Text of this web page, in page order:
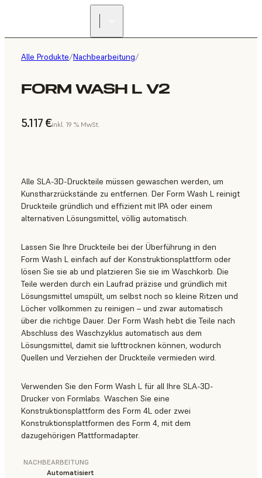
Alle Produkte/Nachbearbeitung/
FORM WASH L V2
5.117 €inkl. 19 % MwSt.
Alle SLA-3D-Druckteile müssen gewaschen werden, um
Kunstharzrückstände zu entfernen. Der Form Wash L reinigt
Druckteile gründlich und effizient mit IPA oder einem
alternativen Lösungsmittel, völlig automatisch.
Lassen Sie Ihre Druckteile bei der Überführung in den
Form Wash L einfach auf der Konstruktionsplattform oder
lösen Sie sie ab und platzieren Sie sie im Waschkorb. Die
Teile werden durch ein Laufrad präzise und gründlich mit
Lösungsmittel umspült, um selbst noch so kleine Ritzen und
Löcher vollkommen zu reinigen – und zwar automatisch
über die richtige Dauer. Der Form Wash hebt die Teile nach
Abschluss des Waschzyklus automatisch aus dem
Lösungsmittel, damit sie lufttrocknen können, wodurch
Quellen und Verziehen der Druckteile vermieden wird.
Verwenden Sie den Form Wash L für all Ihre SLA-3D-
Drucker von Formlabs. Waschen Sie eine
Konstruktionsplattform des Form 4L oder zwei
Konstruktionsplattformen des Form 4, mit dem
dazugehörigen Plattformadapter.
NACHBEARBEITUNG
Automatisiert